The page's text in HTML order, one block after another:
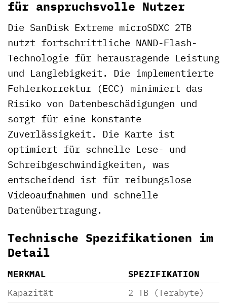
für anspruchsvolle Nutzer
Die SanDisk Extreme microSDXC 2TB
nutzt fortschrittliche NAND-Flash-
Technologie für herausragende Leistung
und Langlebigkeit. Die implementierte
Fehlerkorrektur (ECC) minimiert das
Risiko von Datenbeschädigungen und
sorgt für eine konstante
Zuverlässigkeit. Die Karte ist
optimiert für schnelle Lese- und
Schreibgeschwindigkeiten, was
entscheidend ist für reibungslose
Videoaufnahmen und schnelle
Datenübertragung.
Technische Spezifikationen im
Detail
MERKMAL
SPEZIFIKATION
Kapazität
2 TB (Terabyte)